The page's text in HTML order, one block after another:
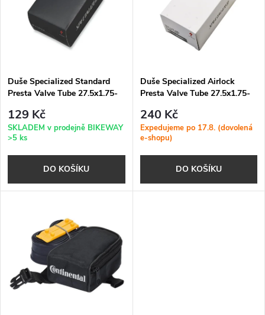
p
r
o
d
t
ů
Abecedně
s
p
r
o
d
t
Duše Specialized Standard
Presta Valve Tube 27.5x1.75-
129 Kč
SKLADEM v prodejně BIKEWAY
>5 ks
DO KOŠÍKU
Duše Specialized Airlock
Presta Valve Tube 27.5x1.75-
240 Kč
Expedujeme po 17.8. (dovolená
e-shopu)
DO KOŠÍKU